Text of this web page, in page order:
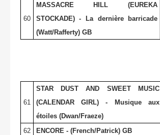
60
MASSACRE HILL (EUREKA
STOCKADE) - La dernière barricade
(Watt/Rafferty) GB
61
STAR DUST AND SWEET MUSIC
(CALENDAR GIRL) - Musique aux
étoiles (Dwan/Fraeze)
62 ENCORE - (French/Patrick) GB